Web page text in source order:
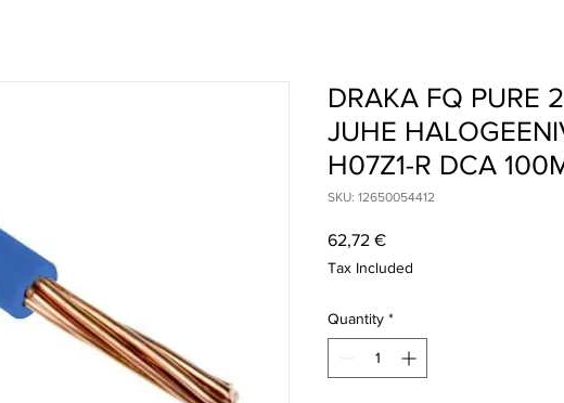
DRAKA FQ PURE
JUHE
H07Z1-R DCA
SKU: 12650054412
62,72 €Price
Tax Included
Quantity *